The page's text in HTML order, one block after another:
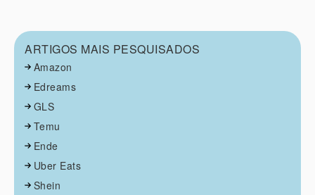
ARTIGOS MAIS PESQUISADOS
Amazon
Edreams
GLS
Temu
Ende
Uber Eats
Shein